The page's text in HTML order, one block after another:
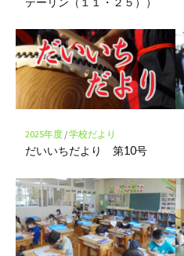
2025年度/学校だより
だいいちだより 第10号